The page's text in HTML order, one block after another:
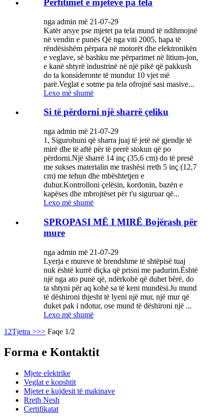
Përfitimet e mjeteve pa tela
nga admin më 21-07-29
Katër arsye pse mjetet pa tela mund të ndihmojnë
në vendin e punës Që nga viti 2005, hapa të
rëndësishëm përpara në motorët dhe elektronikën
e veglave, së bashku me përparimet në litium-jon,
e kanë shtyrë industrinë në një pikë që pakkush
do ta konsideronte të mundur 10 vjet më
parë.Veglat e sotme pa tela ofrojnë sasi masive...
Lexo më shumë
Si të përdorni një sharrë çeliku
nga admin më 21-07-29
1, Sigurohuni që sharra juaj të jetë në gjendje të
mirë dhe të aftë për të prerë stokun që po
përdorni.Një sharrë 14 inç (35,6 cm) do të presë
me sukses materialin me trashësi rreth 5 inç (12,7
cm) me tehun dhe mbështetjen e
duhur.Kontrolloni çelësin, kordonin, bazën e
kapëses dhe mbrojtëset për t'u siguruar që...
Lexo më shumë
SPROPASI MË I MIRË Bojërash për
mure
nga admin më 21-07-29
Lyerja e mureve të brendshme të shtëpisë tuaj
nuk është kurrë diçka që prisni me padurim.Është
një nga ato punë që, ndërkohë që duhet bërë, do
ta shtyni për aq kohë sa të keni mundësi.Ju mund
të dëshironi thjesht të lyeni një mur, një mur që
duket pak i ndotur, ose mund të dëshironi një ...
Lexo më shumë
1 2Tjetra >>> Faqe 1/2
Forma e Kontaktit
Mjete elektrike
Veglat e kopshtit
Mjetet e kujdesit të makinave
Rreth Nesh
Certifikatat